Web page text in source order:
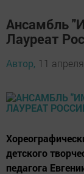
Ансамбль
Лауреат
Автор, 11
детского
педагога